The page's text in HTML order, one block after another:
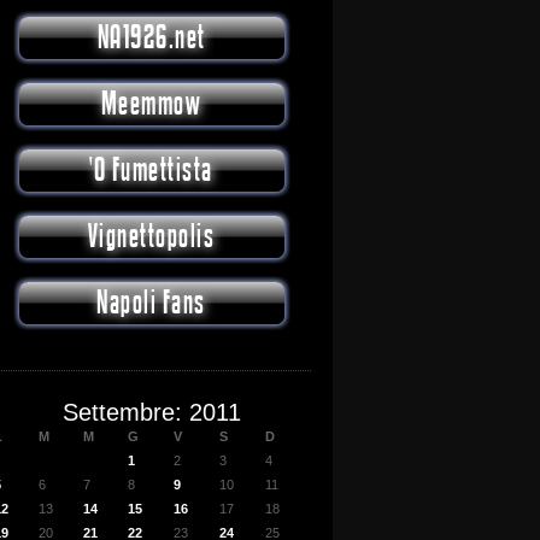
NA1926.net
Meemmow
'O Fumettista
Vignettopolis
Napoli Fans
Settembre: 2011
M M G V S
D
1
2 3
4
6 7 8 9 10
11
13 14 15 16 17
18
20 21 22 23 24 25